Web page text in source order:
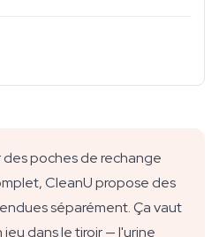
poches de rechange
CleanU propose des
séparément. Ça vaut
dans le tiroir — l'urine